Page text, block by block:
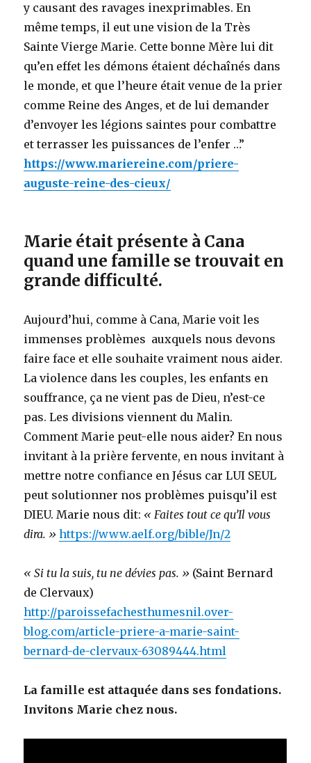
y causant des ravages inexprimables. En
même temps, il eut une vision de la Très
Sainte Vierge Marie. Cette bonne Mère lui dit
qu’en effet les démons étaient déchaînés dans
le monde, et que l’heure était venue de la prier
comme Reine des Anges, et de lui demander
d’envoyer les légions saintes pour combattre
et terrasser les puissances de l’enfer …”
https://www.mariereine.com/priere-
auguste-reine-des-cieux/
Marie était présente à Cana
quand une famille se trouvait en
grande difficulté.
Aujourd’hui, comme à Cana, Marie voit les
immenses problèmes auxquels nous devons
faire face et elle souhaite vraiment nous aider.
La violence dans les couples, les enfants en
souffrance, ça ne vient pas de Dieu, n’est-ce
pas. Les divisions viennent du Malin.
Comment Marie peut-elle nous aider? En nous
invitant à la prière fervente, en nous invitant à
mettre notre confiance en Jésus car LUI SEUL
peut solutionner nos problèmes puisqu’il est
DIEU. Marie nous dit: « Faites tout ce qu’Il vous
dira. » https://www.aelf.org/bible/Jn/2
« Si tu la suis, tu ne dévies pas. » (Saint Bernard
de Clervaux)
http://paroissefachesthumesnil.over-
blog.com/article-priere-a-marie-saint-
bernard-de-clervaux-63089444.html
La famille est attaquée dans ses fondations.
Invitons Marie chez nous.